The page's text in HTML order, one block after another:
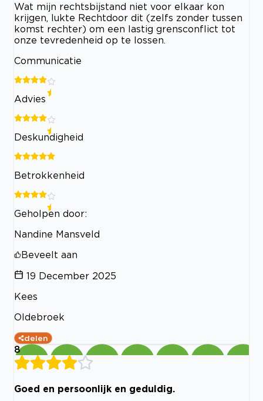
Wat mijn rechtsbijstand niet voor elkaar kon
krijgen, lukte Rechtdoor dit (zelfs zonder tussen
komst rechter) om een lastig grensconflict tot
onze tevredenheid op te lossen.
Communicatie
Advies
Deskundigheid
Betrokkenheid
Geholpen door:
Nandine Mansveld
Beveelt aan
19 December 2025
Kees
Oldebroek
delen
8
Goed en persoonlijk en geduldig.